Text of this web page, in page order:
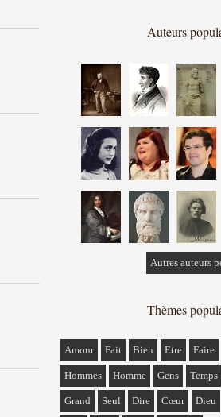
Auteurs
Autres auteurs
Thèmes
Amour Fait Bien Etre Faire
Hommes Homme Gens Temps
Grand Seul Dire Cœur Dieu